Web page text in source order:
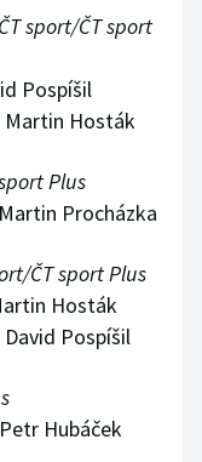
ČT sport/ČT sport
Pospíšil
Martin Hosták
Plus
Procházka
ČT sport Plus
Hosták
Pospíšil
Hubáček